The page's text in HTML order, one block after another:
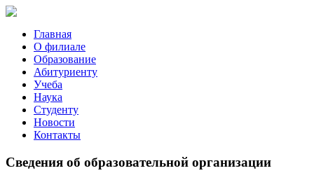
Главная
О филиале
Образование
Абитуриенту
Учеба
Наука
Студенту
Новости
Контакты
Сведения об образовательной организации